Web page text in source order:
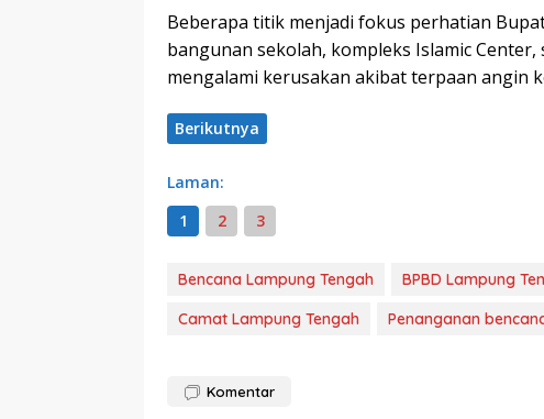
Beberapa titik menjadi fokus perhatian
bangunan sekolah, kompleks Islamic
mengalami kerusakan akibat terpaan angin
Berikutnya
Laman:
1
2 3
Bencana Lampung Tengah BPBD Lampung
Camat Lampung Tengah
Penanganan
Komentar